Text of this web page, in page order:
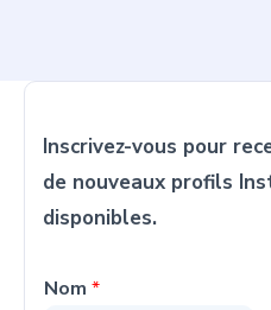
Inscrivez-vous pour
de nouveaux profils
disponibles.
Nom *